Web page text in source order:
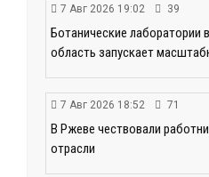
7 Авг 2026 19:02 39
Ботанические лаборатории
область запускает
7 Авг 2026 18:52 71
В Ржеве чествовали
отрасли